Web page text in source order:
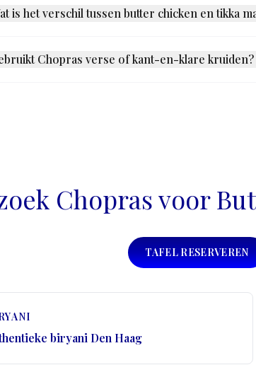
van 5 km vanaf Leyweg 986. Butter chicken gaat
is het verschil tussen butter chicken en tikka
scherpere tomatenbasis. Beide beginnen met tandoor-
Chopras verse of kant-en-klare kruiden?
Chopras voor
TAFEL RESERVEREN
biryani Den Haag